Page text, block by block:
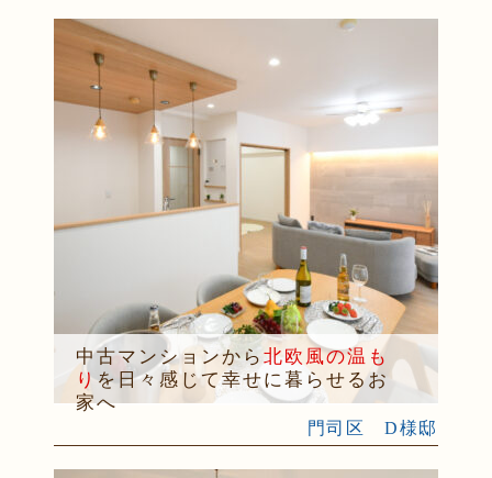
中古マンションから 北欧風の温も
りを日々感じて幸せに暮らせるお
家へ
門司区 D様邸